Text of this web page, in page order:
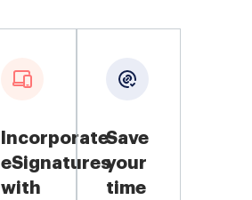
Incorporate
eSignatures
with
Save
your
time